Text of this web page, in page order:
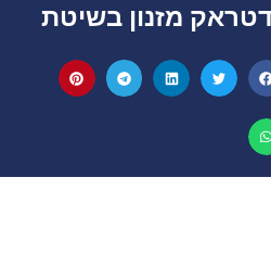
מזנון בשיטת